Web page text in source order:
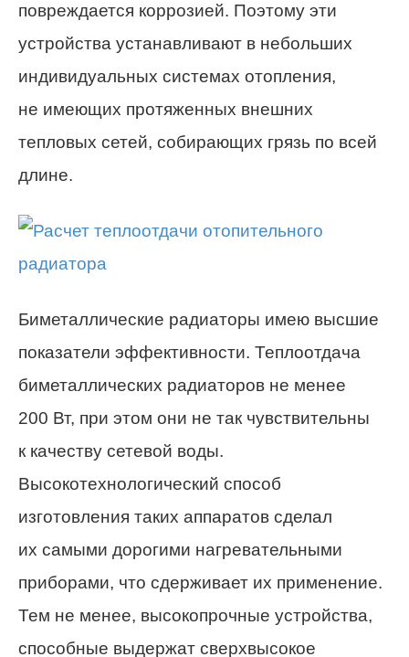
повреждается коррозией. Поэтому эти
устройства устанавливают в небольших
индивидуальных системах отопления,
не имеющих протяженных внешних
тепловых сетей, собирающих грязь по всей
длине.
Биметаллические радиаторы имею высшие
показатели эффективности. Теплоотдача
биметаллических радиаторов не менее
200 Вт, при этом они не так чувствительны
к качеству сетевой воды.
Высокотехнологический способ
изготовления таких аппаратов сделал
их самыми дорогими нагревательными
приборами, что сдерживает их применение.
Тем не менее, высокопрочные устройства,
способные выдержат сверхвысокое